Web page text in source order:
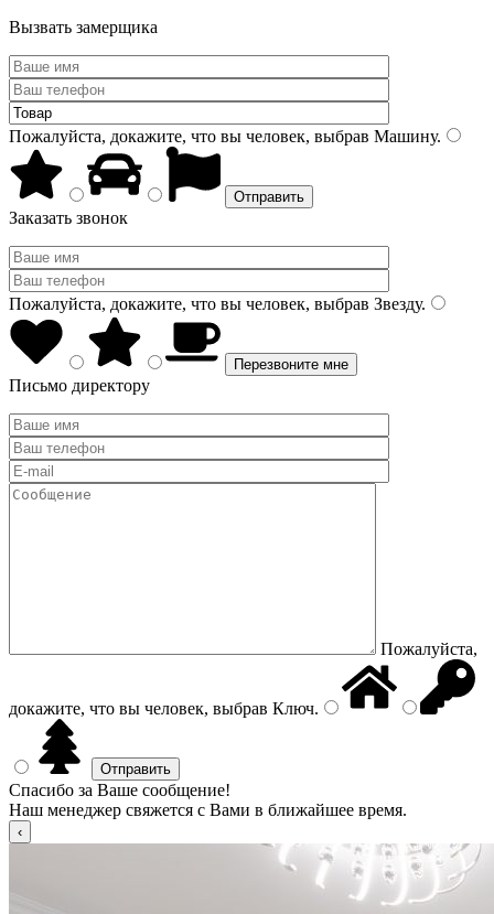
Вызвать замерщика
Пожалуйста, докажите, что вы человек, выбрав Машину.
Заказать звонок
Пожалуйста, докажите, что вы человек, выбрав Звезду.
Письмо директору
Пожалуйста,
докажите, что вы человек, выбрав Ключ.
Спасибо за Ваше сообщение!
Наш менеджер свяжется с Вами в ближайшее время.